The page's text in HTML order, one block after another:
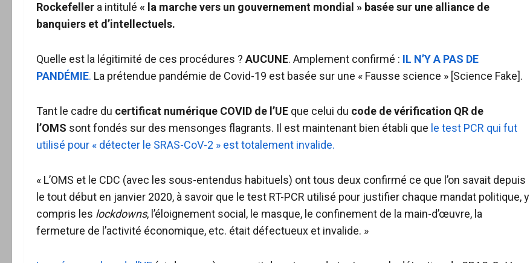
Rockefeller a intitulé « la marche vers un gouvernement mondial » basée sur une alliance de
banquiers et d’intellectuels.
Quelle est la légitimité de ces procédures ? AUCUNE. Amplement confirmé : IL N’Y A PAS DE
PANDÉMIE. La prétendue pandémie de Covid-19 est basée sur une « Fausse science » [Science Fake].
Tant le cadre du certificat numérique COVID de l’UE que celui du code de vérification QR de
l’OMS sont fondés sur des mensonges flagrants. Il est maintenant bien établi que le test PCR qui fut
utilisé pour « détecter le SRAS-CoV-2 » est totalement invalide.
« L’OMS et le CDC (avec les sous-entendus habituels) ont tous deux confirmé ce que l’on savait depuis
le tout début en janvier 2020, à savoir que le test RT-PCR utilisé pour justifier chaque mandat politique, y
compris les lockdowns, l’éloignement social, le masque, le confinement de la main-d’œuvre, la
fermeture de l’activité économique, etc. était défectueux et invalide. »